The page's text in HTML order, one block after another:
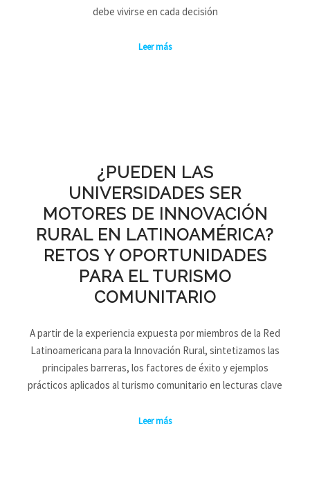
debe vivirse en cada decisión
Leer más
¿PUEDEN LAS
UNIVERSIDADES SER
MOTORES DE INNOVACIÓN
RURAL EN LATINOAMÉRICA?
RETOS Y OPORTUNIDADES
PARA EL TURISMO
COMUNITARIO
A partir de la experiencia expuesta por miembros de la Red
Latinoamericana para la Innovación Rural, sintetizamos las
principales barreras, los factores de éxito y ejemplos
prácticos aplicados al turismo comunitario en lecturas clave
Leer más